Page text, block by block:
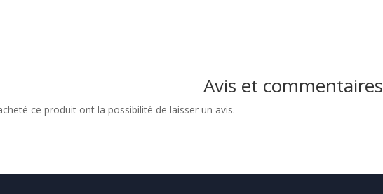
Avis et commentaires
ce produit ont la possibilité de laisser un avis.